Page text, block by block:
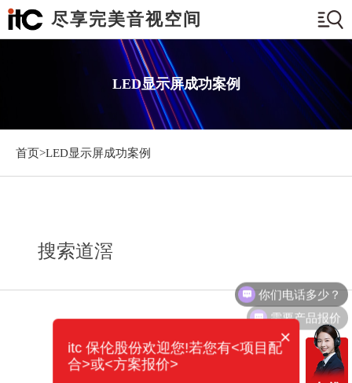
尽享完美音视空间
LED显示屏成功案例
首页>LED显示屏成功案例
搜索道滘
你们电话多少？
需要产品报价
×
itc 保伦股份欢迎您!若您有<项目配
合>或<方案报价>